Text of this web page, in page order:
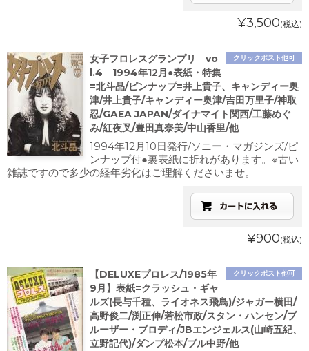
¥3,500(税込)
クリックポスト他可
女子フロレスグランプリ vo
l.4 1994年12月●表紙・特集
=北斗晶/ピンナップ=井上貴子、キャンディー奥
津/井上貴子/キャンディー奥津/吉田万里子/神取
忍/GAEA JAPAN/ダイナマイト関西/工藤めぐ
み/紅夜叉/豊田真奈美/中山香里/他
1994年12月10日発行/ソニー・マガジンズ/ピ
ンナップ付●裏表紙に折れがあります。※古い
雑誌ですので多少の経年劣化はご理解くださいませ。
¥900(税込)
クリックポスト他可
【DELUXEプロレス/1985年
9月】表紙=クラッシュ・ギャ
ルズ(長与千種、ライオネス飛鳥)/ジャガー横田/
高野俊二/渕正伸/若松市政/スタン・ハンセン/ブ
ルーザー・ブロディ/JBエンジェルス(山崎五紀、
立野記代)/ダンプ松本/ブル中野/他